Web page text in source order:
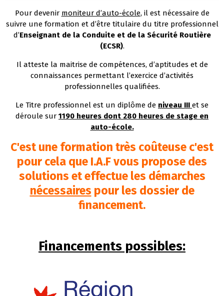
Pour devenir moniteur d’auto-école, il est nécessaire de
suivre une formation et d’être titulaire du titre professionnel
d’Enseignant de la Conduite et de la Sécurité Routière
(ECSR).
Il atteste la maitrise de compétences, d’aptitudes et de
connaissances permettant l’exercice d’activités
professionnelles qualifiées.
Le Titre professionnel est un diplôme de niveau III et se
déroule sur 1190 heures dont 280 heures de stage en
auto-école.
C'est une formation très coûteuse c'est
pour cela que I.A.F vous propose des
solutions et effectue les démarches
nécessaires pour les dossier de
financement.
Financements possibles: